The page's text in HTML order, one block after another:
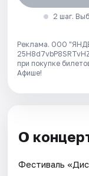
2 шаг.
Реклама. ООО
при покупке
Афише!
О
Фестиваль